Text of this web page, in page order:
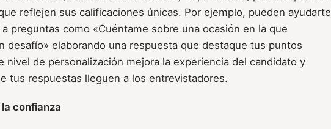
reflejen sus calificaciones únicas. Por ejemplo, pueden ayudarte
preguntas como «Cuéntame sobre una ocasión en la que
desafío» elaborando una respuesta que destaque tus puntos
nivel de personalización mejora la experiencia del candidato y
tus respuestas lleguen a los entrevistadores.
confianza